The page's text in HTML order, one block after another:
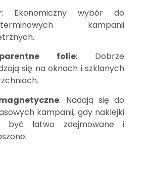
: Ekonomiczny wybór do
kampanii
folie: Dobrze
się na oknach i szklanych
: Nadają się do
kampanii, gdy naklejki
być łatwo zdejmowane i